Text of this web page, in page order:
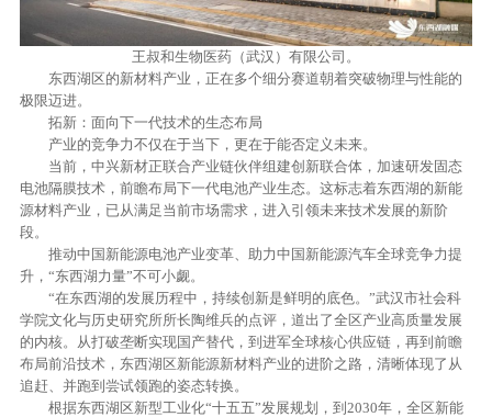
王叔和生物医药（武汉）有限公司。
东西湖区的新材料产业，正在多个细分赛道朝着突破物理与性能的
极限迈进。
拓新：面向下一代技术的生态布局
产业的竞争力不仅在于当下，更在于能否定义未来。
当前，中兴新材正联合产业链伙伴组建创新联合体，加速研发固态
电池隔膜技术，前瞻布局下一代电池产业生态。这标志着东西湖的新能
源材料产业，已从满足当前市场需求，进入引领未来技术发展的新阶
段。
推动中国新能源电池产业变革、助力中国新能源汽车全球竞争力提
升，“东西湖力量”不可小觑。
“在东西湖的发展历程中，持续创新是鲜明的底色。”武汉市社会科
学院文化与历史研究所所长陶维兵的点评，道出了全区产业高质量发展
的内核。从打破垄断实现国产替代，到进军全球核心供应链，再到前瞻
布局前沿技术，东西湖区新能源新材料产业的进阶之路，清晰体现了从
追赶、并跑到尝试领跑的姿态转换。
根据东西湖区新型工业化“十五五”发展规划，到2030年，全区新能